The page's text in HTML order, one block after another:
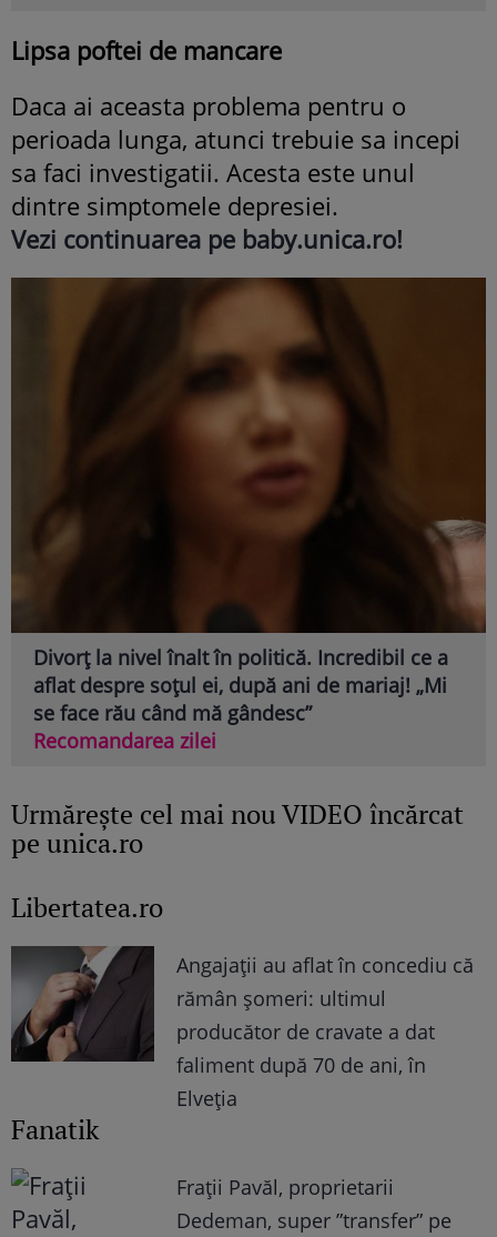
Lipsa poftei de mancare
Daca ai aceasta problema pentru o
perioada lunga, atunci trebuie sa incepi
sa faci investigatii. Acesta este unul
dintre simptomele depresiei.
Vezi continuarea pe baby.unica.ro!
Divorț la nivel înalt în politică. Incredibil ce a
aflat despre soțul ei, după ani de mariaj! „Mi
se face rău când mă gândesc”
Recomandarea zilei
Urmăreşte cel mai nou VIDEO încărcat
pe unica.ro
Libertatea.ro
Angajații au aflat în concediu că
rămân șomeri: ultimul
producător de cravate a dat
faliment după 70 de ani, în
Elveția
Fanatik
Frații Pavăl, proprietarii
Dedeman, super ”transfer” pe